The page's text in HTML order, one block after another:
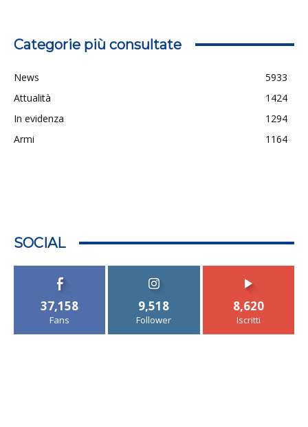
Categorie più consultate
News
5933
Attualità
1424
In evidenza
1294
Armi
1164
SOCIAL
37,158
Fans
9,518
Follower
8,620
Iscritti